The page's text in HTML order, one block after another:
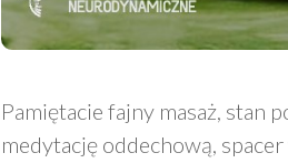
Pamiętacie fajny masaż, stan
medytację oddechową,